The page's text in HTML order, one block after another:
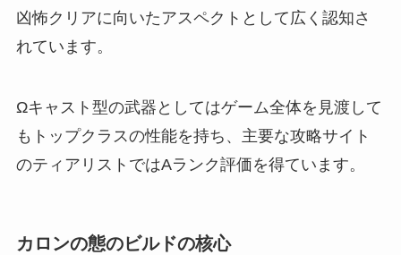
凶怖クリアに向いたアスペクトとして広く認知さ
れています。
Ωキャスト型の武器としてはゲーム全体を見渡して
もトップクラスの性能を持ち、主要な攻略サイト
のティアリストではAランク評価を得ています。
カロンの態のビルドの核心